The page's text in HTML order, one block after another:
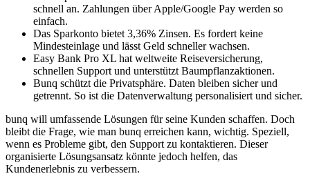
schnell an. Zahlungen über Apple/Google Pay werden so
einfach.
Das Sparkonto bietet 3,36% Zinsen. Es fordert keine
Mindesteinlage und lässt Geld schneller wachsen.
Easy Bank Pro XL hat weltweite Reiseversicherung,
schnellen Support und unterstützt Baumpflanzaktionen.
Bunq schützt die Privatsphäre. Daten bleiben sicher und
getrennt. So ist die Datenverwaltung personalisiert und sicher.
bunq will umfassende Lösungen für seine Kunden schaffen. Doch
bleibt die Frage, wie man bunq erreichen kann, wichtig. Speziell,
wenn es Probleme gibt, den Support zu kontaktieren. Dieser
organisierte Lösungsansatz könnte jedoch helfen, das
Kundenerlebnis zu verbessern.